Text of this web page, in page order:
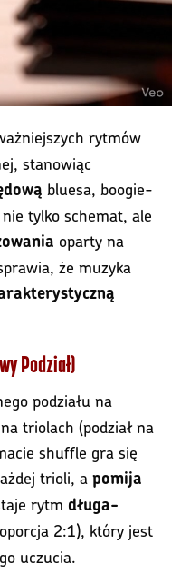
rytmów
stanowiąc
bluesa, boogie-
tylko schemat, ale
oparty na
że muzyka
Podział)
podziału na
triolach (podział na
shuffle gra się
trioli, a pomija
rytm długa-
2:1), który jest
uczucia.